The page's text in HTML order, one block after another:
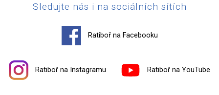
Sledujte nás i na sociálních sítích
Ratiboř na Facebooku
Ratiboř na Instagramu Ratiboř na YouTube